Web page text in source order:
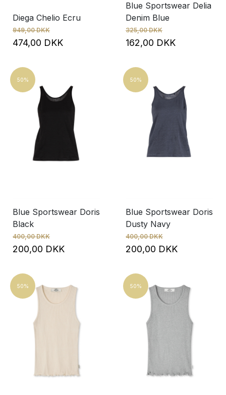
Diega Chelio Ecru
949,00 DKK
474,00 DKK
Blue Sportswear Delia
Denim Blue
325,00 DKK
162,00 DKK
50%
Blue Sportswear Doris
Black
400,00 DKK
200,00 DKK
50%
Blue Sportswear Doris
Dusty Navy
400,00 DKK
200,00 DKK
50% 50%